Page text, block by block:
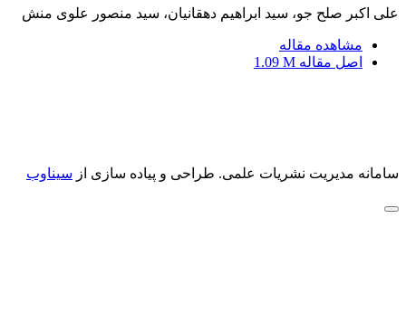
علی اکبر صلح جو، سید ابراهیم دهقانیان، سید منصور علوی منش
مشاهده مقاله
اصل مقاله 1.09 M
سامانه مدیریت نشریات علمی. طراحی و پیاده سازی از سیناوب